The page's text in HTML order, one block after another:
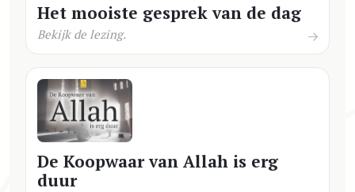
Het mooiste gesprek van de dag
Bekijk de lezing.
De Koopwaar van Allah is erg
duur